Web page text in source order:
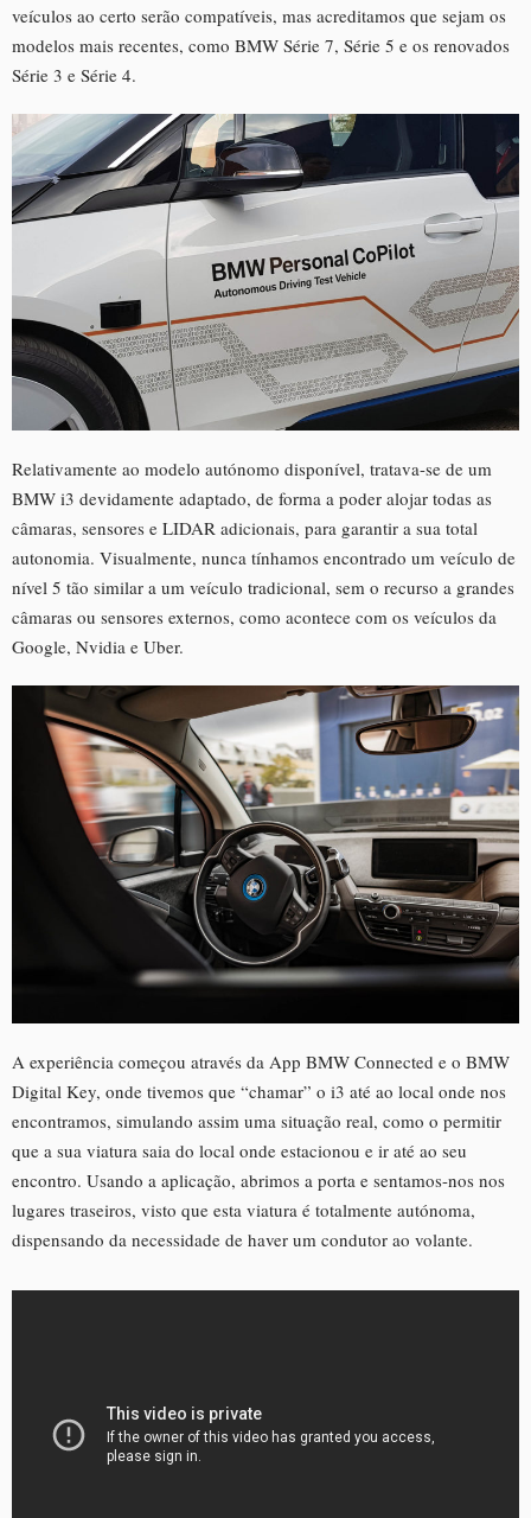
veículos ao certo serão compatíveis, mas acreditamos que sejam os
modelos mais recentes, como BMW Série 7, Série 5 e os renovados
Série 3 e Série 4.
Relativamente ao modelo autónomo disponível, tratava-se de um
BMW i3 devidamente adaptado, de forma a poder alojar todas as
câmaras, sensores e LIDAR adicionais, para garantir a sua total
autonomia. Visualmente, nunca tínhamos encontrado um veículo de
nível 5 tão similar a um veículo tradicional, sem o recurso a grandes
câmaras ou sensores externos, como acontece com os veículos da
Google, Nvidia e Uber.
A experiência começou através da App BMW Connected e o BMW
Digital Key, onde tivemos que “chamar” o i3 até ao local onde nos
encontramos, simulando assim uma situação real, como o permitir
que a sua viatura saia do local onde estacionou e ir até ao seu
encontro. Usando a aplicação, abrimos a porta e sentamos-nos nos
lugares traseiros, visto que esta viatura é totalmente autónoma,
dispensando da necessidade de haver um condutor ao volante.